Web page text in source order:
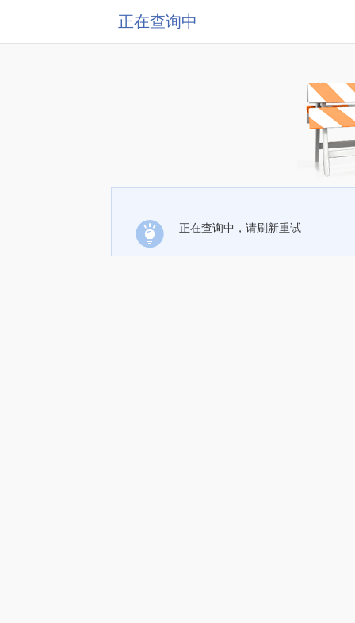
正在查询中
正在查询中，请刷新重试